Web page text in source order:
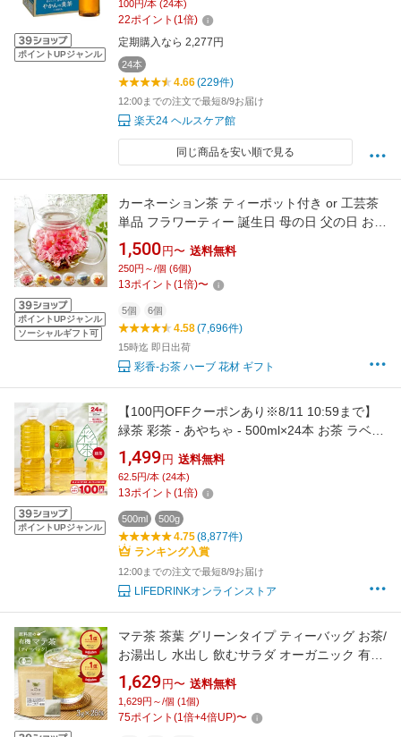
ポイントUPジャンル
100円/本 (24本)
22ポイント (1倍)
定期購入なら 2,277円
24本
4.66(229件)
12:00までの注文で最短8/9お届け
楽天24 ヘルスケア館
同じ商品を安い順で見る
ポイントUPジャンル
ソーシャルギフト可
カーネーション茶 ティーポット付き or 工芸茶
単品 フラワーティー 誕生日 母の日 父の日 お礼
お祝い プレゼント 実用的 おしゃれ 中国茶 花茶
ガラスポット付き 送料無料
1,500 円〜 送料無料
250円～/個 (6個)
13ポイント (1倍)〜
5個 6個
4.58(7,696件)
15時迄 即日出荷
彩香-お茶 ハーブ 花材 ギフト
ポイントUPジャンル
【100円OFFクーポンあり※8/11 10:59まで】
緑茶 彩茶 - あやちゃ - 500ml×24本 お茶 ラベル
レス 国産 中国産 送料無料※一部地域除く ペッ
トボトル ライフドリンク カンパニー
LIFEDRINK 日本茶 まとめ買い ライフドリンク
1,499 円 送料無料
62.5円/本 (24本)
13ポイント (1倍)
500ml 500g
4.75(8,877件)
ランキング入賞
12:00までの注文で最短8/9お届け
LIFEDRINKオンラインストア
マテ茶 茶葉 グリーンタイプ ティーバッグ お茶/
お湯出し 水出し 飲むサラダ オーガニック 有機
75g(3g×25包) 1袋
1,629 円〜 送料無料
1,629円～/個 (1個)
75ポイント (1倍+4倍UP)〜